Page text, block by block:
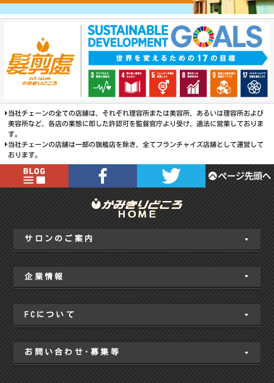
当社チェーンの全ての店舗は、それぞれ理容所または美容所、あるいは理容所および
美容所など、各店の業態に即した許認可を監督官庁より受け、適法に営業しておりま
す。
当社チェーンの店舗は一部の旗艦店を除き、全てフランチャイズ店舗として運営して
おります。
サロンのご案内
企業情報
FCについて
お問い合わせ･募集等